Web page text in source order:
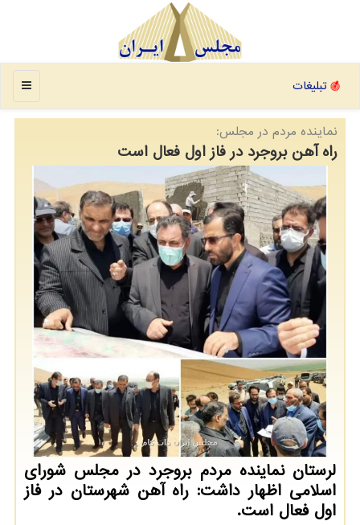
منو تبلیغات
نماینده مردم در مجلس:
راه آهن بروجرد در فاز اول فعال است
لرستان نماینده مردم بروجرد در مجلس شورای
اسلامی اظهار داشت: راه آهن شهرستان در فاز
اول فعال است.